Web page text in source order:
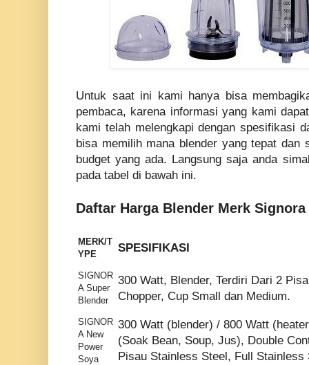
Untuk saat ini kami hanya bisa
pembaca, karena informasi yang kami
kami telah melengkapi dengan spesifikasi
bisa memilih mana blender yang tepat dan
budget yang ada. Langsung saja anda
pada tabel di bawah ini.
Daftar Harga Blender Merk Signora
MERK/T
YPE
SPESIFIKASI
SIGNOR
A Super
Blender
300 Watt, Blender, Terdiri Dari 2
Chopper, Cup Small dan Medium.
SIGNOR
A New
Power
Soya
300 Watt (blender) / 800 Watt
(Soak Bean, Soup, Jus), Double
Pisau Stainless Steel, Full Stainless